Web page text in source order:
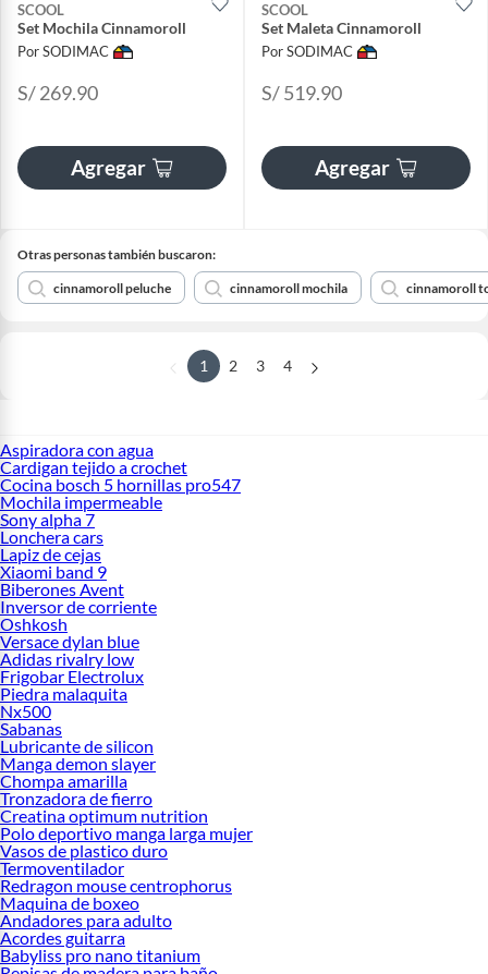
SCOOL
Set Mochila Cinnamoroll
Por SODIMAC
S/ 269.90
Agregar
SCOOL
Set Maleta Cinnamoroll
Por SODIMAC
S/ 519.90
Agregar
Otras personas también buscaron:
cinnamoroll peluche cinnamoroll mochila cinnamoroll
1 2 3 4
Aspiradora con agua
Cardigan tejido a crochet
Cocina bosch 5 hornillas pro547
Mochila impermeable
Sony alpha 7
Lonchera cars
Lapiz de cejas
Xiaomi band 9
Biberones Avent
Inversor de corriente
Oshkosh
Versace dylan blue
Adidas rivalry low
Frigobar Electrolux
Piedra malaquita
Nx500
Sabanas
Lubricante de silicon
Manga demon slayer
Chompa amarilla
Tronzadora de fierro
Creatina optimum nutrition
Polo deportivo manga larga mujer
Vasos de plastico duro
Termoventilador
Redragon mouse centrophorus
Maquina de boxeo
Andadores para adulto
Acordes guitarra
Babyliss pro nano titanium